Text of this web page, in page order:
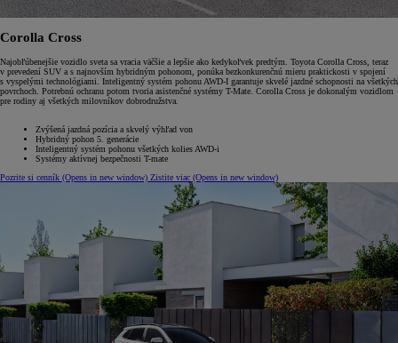
Corolla Cross
Najobľúbenejšie vozidlo sveta sa vracia väčšie a lepšie ako kedykoľvek predtým. Toyota Corolla Cross, teraz
v prevedení SUV a s najnovším hybridným pohonom, ponúka bezkonkurenčnú mieru praktickosti v spojení
s vyspelými technológiami. Inteligentný systém pohonu AWD-I garantuje skvelé jazdné schopnosti na všetkých
povrchoch. Potrebnú ochranu potom tvoria asistenčné systémy T-Mate. Corolla Cross je dokonalým vozidlom
pre rodiny aj všetkých milovníkov dobrodružstva.
Zvýšená jazdná pozícia a skvelý výhľad von
Hybridný pohon 5. generácie
Inteligentný systém pohonu všetkých kolies AWD-i
Systémy aktívnej bezpečnosti T-mate
Pozrite si cenník (Opens in new window) Zistite viac (Opens in new window)